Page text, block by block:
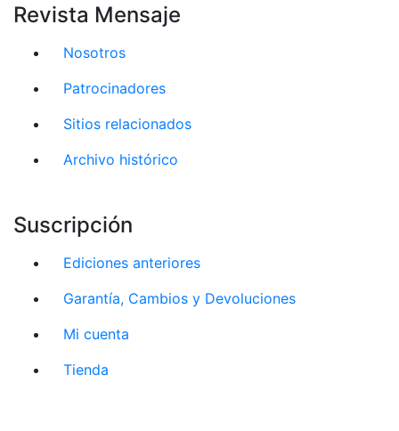
Revista Mensaje
Nosotros
Patrocinadores
Sitios relacionados
Archivo histórico
Suscripción
Ediciones anteriores
Garantía, Cambios y Devoluciones
Mi cuenta
Tienda